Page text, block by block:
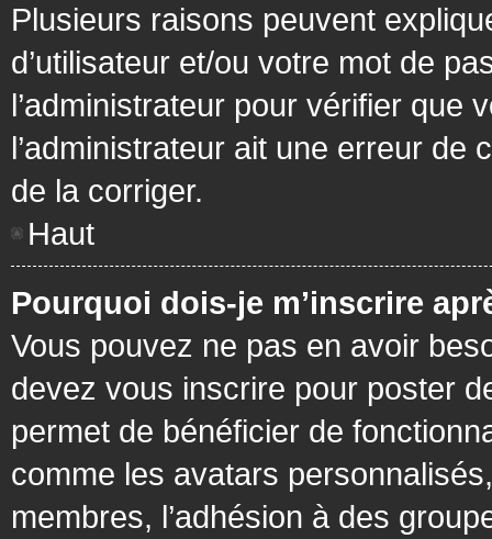
Plusieurs raisons peuvent
d’utilisateur et/ou votre mot de
l’administrateur pour vérifier que
l’administrateur ait une erreur de
de la corriger.
Haut
Pourquoi dois-je m’inscrire
Vous pouvez ne pas en avoir
devez vous inscrire pour poster
permet de bénéficier de
comme les avatars
membres, l’adhésion à des